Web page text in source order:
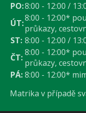
PO:8:00 - 12:00 /
ÚT:8:00 - 12:00*
průkazy,
ST: 8:00 - 12:00 /
ČT:8:00 - 12:00*
průkazy,
PÁ:8:00 - 12:00*
Matrika v případě